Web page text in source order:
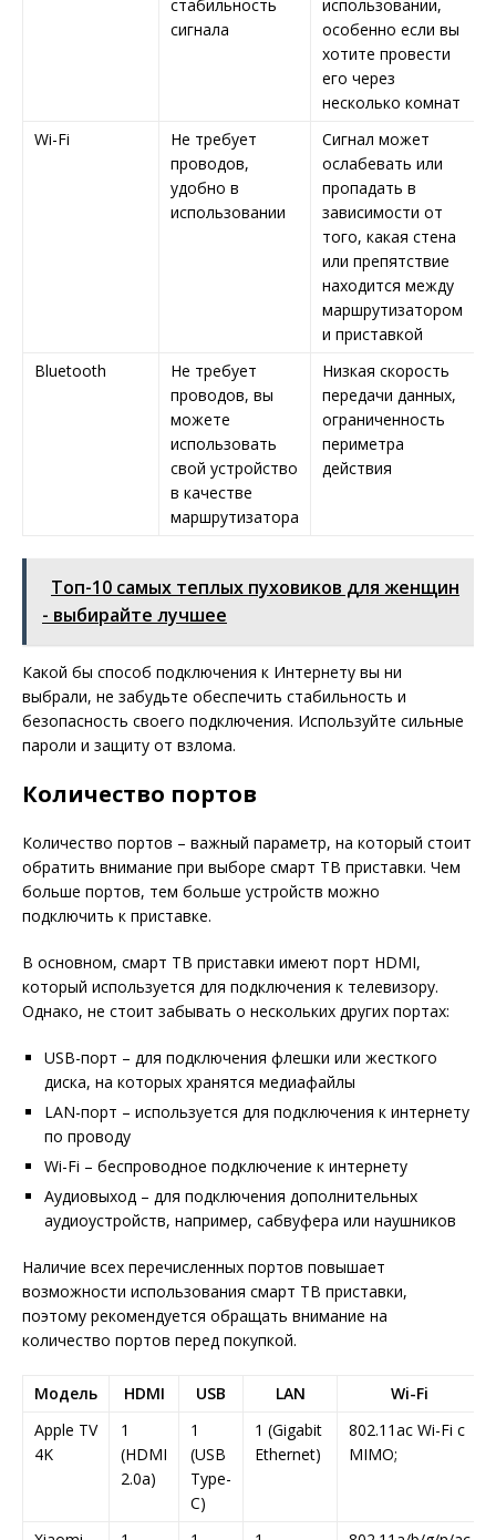
стабильность
сигнала
использовании,
особенно если вы
хотите провести
его через
несколько комнат
Wi-Fi
Не требует
проводов,
удобно в
использовании
Сигнал может
ослабевать или
пропадать в
зависимости от
того, какая стена
или препятствие
находится между
маршрутизатором
и приставкой
Bluetooth
Не требует
проводов, вы
можете
использовать
свой устройство
в качестве
маршрутизатора
Низкая скорость
передачи данных,
ограниченность
периметра
действия
Топ-10 самых теплых пуховиков для женщин
- выбирайте лучшее
Какой бы способ подключения к Интернету вы ни
выбрали, не забудьте обеспечить стабильность и
безопасность своего подключения. Используйте сильные
пароли и защиту от взлома.
Количество портов
Количество портов – важный параметр, на который стоит
обратить внимание при выборе смарт ТВ приставки. Чем
больше портов, тем больше устройств можно
подключить к приставке.
В основном, смарт ТВ приставки имеют порт HDMI,
который используется для подключения к телевизору.
Однако, не стоит забывать о нескольких других портах:
USB-порт – для подключения флешки или жесткого
диска, на которых хранятся медиафайлы
LAN-порт – используется для подключения к интернету
по проводу
Wi-Fi – беспроводное подключение к интернету
Аудиовыход – для подключения дополнительных
аудиоустройств, например, сабвуфера или наушников
Наличие всех перечисленных портов повышает
возможности использования смарт ТВ приставки,
поэтому рекомендуется обращать внимание на
количество портов перед покупкой.
Модель HDMI USB LAN Wi-Fi
Apple TV
4K
1
(HDMI
2.0a)
1
(USB
Type-
C)
1 (Gigabit
Ethernet)
802.11ac Wi-Fi с
MIMO;